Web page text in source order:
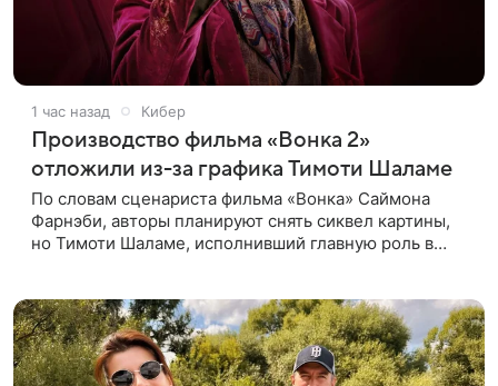
1 час назад Кибер
Производство фильма «Вонка 2»
отложили из-за графика Тимоти Шаламе
По словам сценариста фильма «Вонка» Саймона
Фарнэби, авторы планируют снять сиквел картины,
но Тимоти Шаламе, исполнивший главную роль в